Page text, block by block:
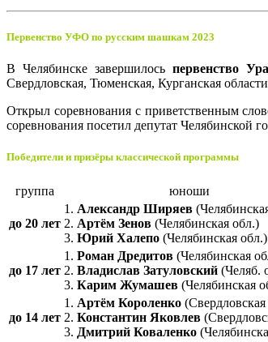
Первенство УФО по русским шашкам 2023
В Челябинске завершилосьпервенство
Свердловская, Тюменская, Курганская
Открыл соревнования с приветственным
соревнования посетил депутат Челябинской
Победители и призёры классической программы
группа юноши
до 20 лет
1. Александр Ширяев
2. Артём Зенов (Челябинская обл.)
3. Юрий Халепо (Челябинская обл.)
до 17 лет
1. Роман Дредитов (Челябинская
2. Владислав Затуловский (Челяб.
3. Карим Жумашев (Челябинская
до 14 лет
1. Артём Короленко
2. Константин Яковлев
3. Дмитрий Коваленко